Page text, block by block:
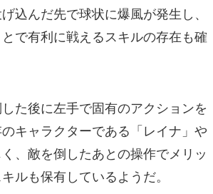
込んだ先で球状に爆風が発生し、
で有利に戦えるスキルの存在も確
た後に左手で固有のアクションを
キャラクターである「レイナ」や
く、敵を倒したあとの操作でメリッ
ルも保有しているようだ。